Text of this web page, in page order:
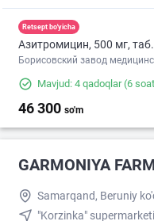
Retsept bo'yicha
Азитромицин, 500 мг,
Борисовский завод
Mavjud: 4 qadoqlar(6
46 300 so'm
GARMONIYA
Samarqand, Beruniy
"Korzinka"